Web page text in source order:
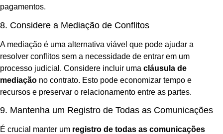
pagamentos.
8. Considere a Mediação de Conflitos
A mediação é uma alternativa viável que pode ajudar a
resolver conflitos sem a necessidade de entrar em um
processo judicial. Considere incluir uma cláusula de
mediação no contrato. Esto pode economizar tempo e
recursos e preservar o relacionamento entre as partes.
9. Mantenha um Registro de Todas as Comunicações
É crucial manter um registro de todas as comunicações